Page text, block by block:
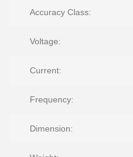
Accuracy Class:
Voltage:
Current:
Frequency:
Dimension: